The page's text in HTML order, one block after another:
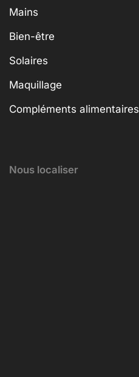
Mains
Bien-être
Solaires
Maquillage
Compléments alimentaires
Nous localiser